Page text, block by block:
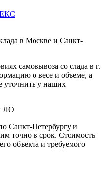
в Москве и Санкт-
самовывоза со слада в г.
о весе и объеме, а
уточнить у наших
ЛО
Санкт-Петербургу и
точно в срок. Стоимость
объекта и требуемого